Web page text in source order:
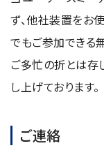
ニュース
お問い合わせのご案
光電子分光装置
磁気共鳴装置 総合
NMRプローブ
リユース
お薦め消耗品
食品・植物
防衛・航空宇宙
ライフサイエン
電池
非鉄・金属
グローバルネッ
YOKOGUSHI
クローズアップ
グローバル &
トップコミット
社会
採用情報
採用情報
数字で見る日
日本電子につい
ず、他社装置をお
でもご参加できる
ご多忙の折とは存
し上げております。
ご連絡